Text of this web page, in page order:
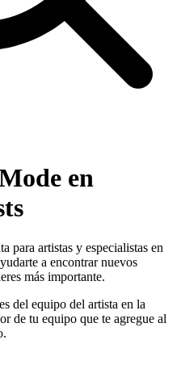
en
para artistas y especialistas en
a encontrar nuevos
más importante.
del equipo del artista en la
de tu equipo que te agregue al